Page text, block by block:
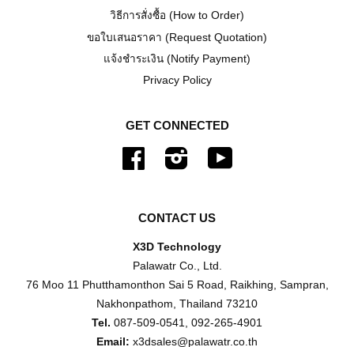
วิธีการสั่งซื้อ (How to Order)
ขอใบเสนอราคา (Request Quotation)
แจ้งชำระเงิน (Notify Payment)
Privacy Policy
GET CONNECTED
Facebook Instagram
CONTACT US
X3D Technology
Palawatr Co., Ltd.
76 Moo 11 Phutthamonthon Sai 5 Road, Raikhing, Sampran,
Nakhonpathom, Thailand 73210
Tel. 087-509-0541, 092-265-4901
Email: x3dsales@palawatr.co.th